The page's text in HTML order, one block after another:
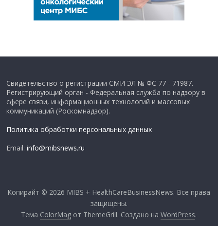
Свидетельство о регистрации СМИ ЭЛ № ФС 77 - 71987.
Регистрирующий орган - Федеральная служба по надзору в
сфере связи, информационных технологий и массовых
коммуникаций (Роскомнадзор).
Политика обработки персональных данных
Email:info@mibsnews.ru
Копирайт © 2026 MIBS + HealthCareBusinessNews. Все права
защищены.
Тема ColorMag от ThemeGrill. Создано наWordPress.